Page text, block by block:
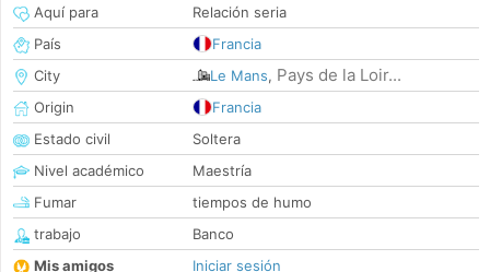
Aquí para
Relación seria
País
Francia
City
Le Mans, Pays de la Loir...
Origin
Francia
Estado civil
Soltera
Nivel académico
Maestría
Fumar
tiempos de humo
trabajo
Banco
Mis amigos
Iniciar sesión